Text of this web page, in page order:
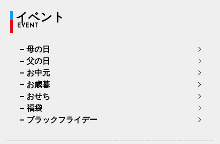
イベント
EVENT
母の日
父の日
お中元
お歳暮
おせち
福袋
ブラックフライデー